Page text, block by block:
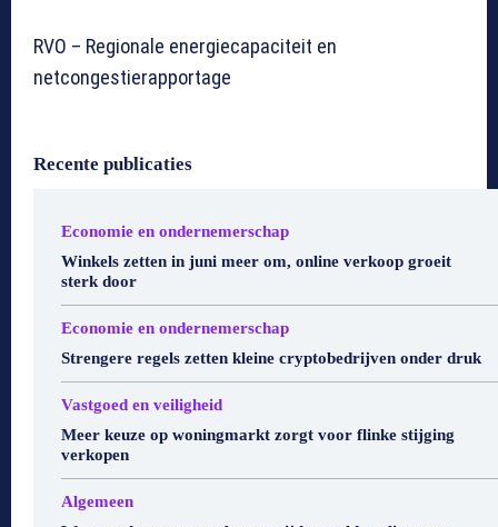
RVO – Regionale energiecapaciteit en
netcongestierapportage
Recente publicaties
Economie en ondernemerschap
Winkels zetten in juni meer om, online verkoop groeit
sterk door
Economie en ondernemerschap
Strengere regels zetten kleine cryptobedrijven onder druk
Vastgoed en veiligheid
Meer keuze op woningmarkt zorgt voor flinke stijging
verkopen
Algemeen